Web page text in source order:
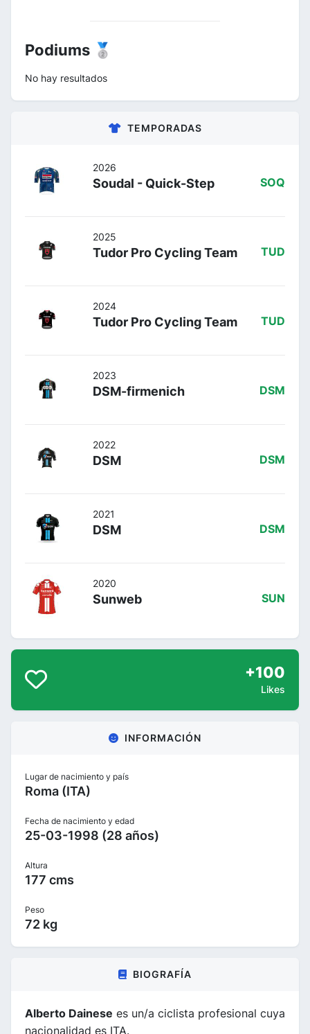
Podiums 🥈
No hay resultados
TEMPORADAS
2026
Soudal - Quick-Step SOQ
2025
Tudor Pro Cycling Team TUD
2024
Tudor Pro Cycling Team TUD
2023
DSM-firmenich DSM
2022
DSM DSM
2021
DSM DSM
2020
Sunweb SUN
+100
Likes
INFORMACIÓN
Lugar de nacimiento y país
Roma (ITA)
Fecha de nacimiento y edad
25-03-1998 (28 años)
Altura
177 cms
Peso
72 kg
BIOGRAFÍA
Alberto Dainese es un/a ciclista profesional cuya
nacionalidad es ITA.